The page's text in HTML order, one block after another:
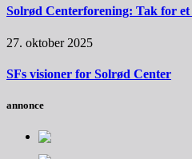
Solrød Centerforening: Tak for
27. oktober 2025
SFs visioner for Solrød Center
annonce